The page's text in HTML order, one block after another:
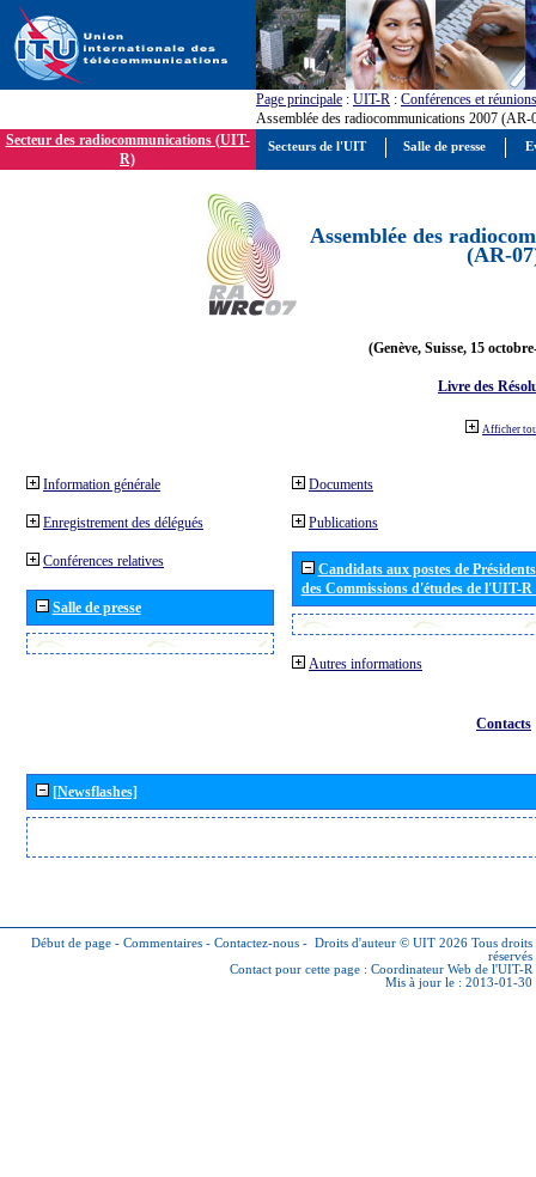
Page principale : UIT-R : Conférences et réunions
Assemblée des radiocommunications 2007 (AR-
Secteur des radiocommunications (UIT-
R)
Assemblée des
(AR-
(Genève, Suisse, 15
Livre des
Afficher
Information générale
Enregistrement des délégués
Conférences relatives
Salle de presse
Documents
Publications
Candidats aux postes de
des Commissions d'études de l'UIT-
Autres informations
Contacts
[Newsflashes]
Début de page - Commentaires - Contactez-nous - Droits d'auteur © UIT 2026 Tous droits
réservés
Contact pour cette page : Coordinateur Web de l'UIT-R
Mis à jour le : 2013-01-30
Secteurs de l'UIT Salle de presse